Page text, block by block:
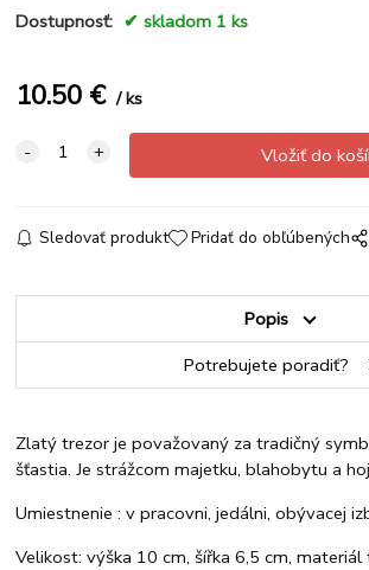
Dostupnosť: skladom 1 ks
10.50 € ks
Sledovať produkt Pridať do obľúbených
Popis
Potrebujete poradiť?
Zlatý trezor je považovaný za tradičný
šťastia. Je strážcom majetku, blahobytu a
Umiestnenie : v pracovni, jedálni, obývacej
Velikost: výška 10 cm, šířka 6,5 cm, materiál